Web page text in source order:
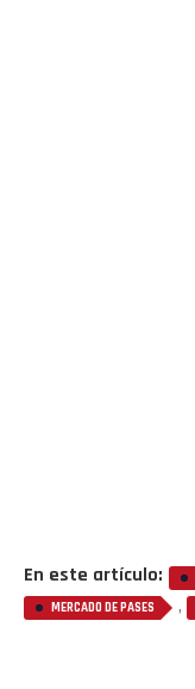
En este artículo:
MERCADO DE PASES ,